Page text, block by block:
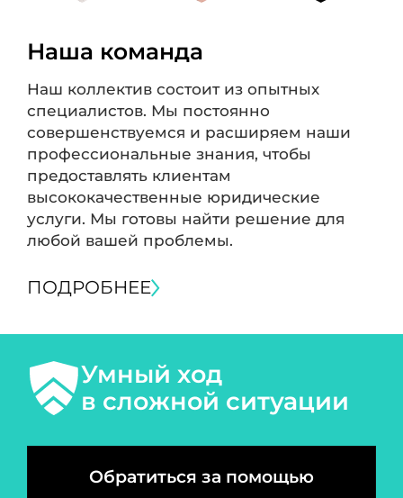
Наша команда
Наш коллектив состоит из опытных
специалистов. Мы постоянно
совершенствуемся и расширяем наши
профессиональные знания, чтобы
предоставлять клиентам
высококачественные юридические
услуги. Мы готовы найти решение для
любой вашей проблемы.
ПОДРОБНЕЕ
Умный ход
в сложной ситуации
Обратиться за помощью